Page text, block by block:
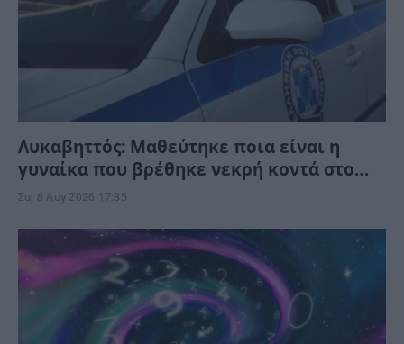
Λυκαβηττός: Μαθεύτηκε ποια είναι η
γυναίκα που βρέθηκε νεκρή κοντά στο
εκκλησάκι – Τι της συνέβη;
Σα, 8 Αυγ 2026 17:35